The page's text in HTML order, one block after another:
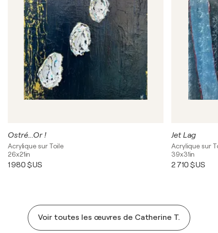
Ostré...Or !
Acrylique sur Toile
26x21in
1 980 $US
Jet Lag
Acrylique sur
39x31in
2 710 $US
Voir toutes les œuvres de Catherine T.